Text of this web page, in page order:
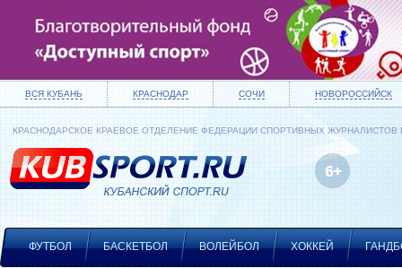
ВСЯ КУБАНЬ КРАСНОДАР СОЧИ НОВОРОССИЙСК
КРАСНОДАРСКОЕ КРАЕВОЕ ОТДЕЛЕНИЕ ФЕДЕРАЦИИ СПОРТИВНЫХ ЖУРНАЛИСТОВ
ФУТБОЛ БАСКЕТБОЛ ВОЛЕЙБОЛ ХОККЕЙ